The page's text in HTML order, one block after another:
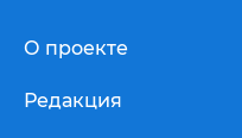
О проекте
Редакция